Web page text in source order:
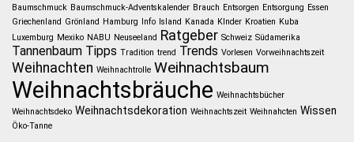
Baumschmuck Baumschmuck-Adventskalender Brauch Entsorgen Entsorgung Essen
Griechenland Grönland Hamburg Info Island Kanada KInder Kroatien Kuba
Luxemburg Mexiko NABU Neuseeland Ratgeber Schweiz Südamerika
Tannenbaum Tipps Tradition trend Trends Vorlesen Vorweihnachtszeit
Weihnachten Weihnachtrolle Weihnachtsbaum
Weihnachtsbräuche Weihnachtsbücher
Weihnachtsdeko Weihnachtsdekoration Weihnachtszeit Weihnahcten Wissen
Öko-Tanne